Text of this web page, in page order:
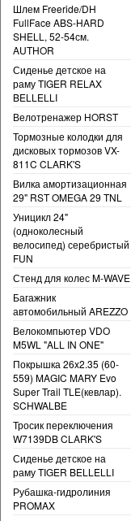
Шлем Freeride/DH
FullFace ABS-HARD
SHELL, 52-54см.
AUTHOR
Сиденье детское на
раму TIGER RELAX
BELLELLI
Велотренажер HORST
Тормозные колодки для
дисковых тормозов VX-
811C CLARK'S
Вилка амортизационная
29" RST OMEGA 29 TNL
Уницикл 24"
(одноколесный
велосипед) серебристый
FUN
Стенд для колес M-WAVE
Багажник
автомобильный AREZZO
Велокомпьютер VDO
M5WL "ALL IN ONE"
Покрышка 26x2.35 (60-
559) MAGIC MARY Evo
Super Trail TLE(кевлар).
SCHWALBE
Тросик переключения
W7139DB CLARK'S
Сиденье детское на
раму TIGER BELLELLI
Рубашка-гидролиния
PROMAX